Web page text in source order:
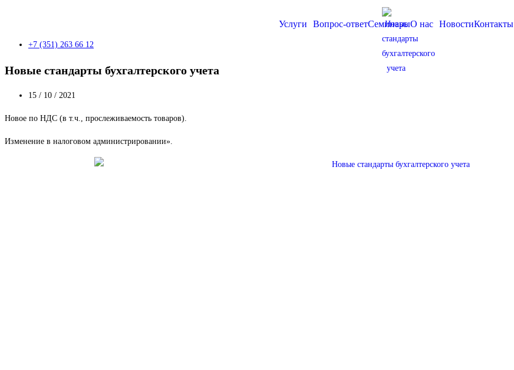
Услуги Вопрос-ответСеминарыО нас НовостиКонтакты
+7 (351) 263 66 12
Новые стандарты бухгалтерского учета
15 / 10 / 2021
Новое по НДС (в т.ч., прослеживаемость товаров).
Изменение в налоговом администрировании».